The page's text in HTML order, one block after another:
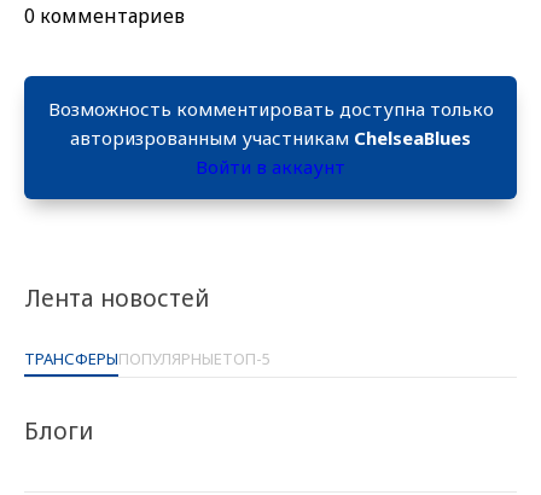
Лента новостей
ТРАНСФЕРЫПОПУЛЯРНЫЕТОП-5
Блоги
0 комментариев
Возможность комментировать доступна только
авторизрованным участникам ChelseaBlues
Войти в аккаунт